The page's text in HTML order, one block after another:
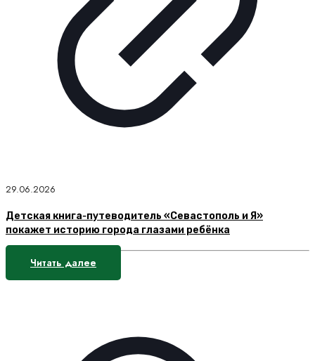
29.06.2026
Детская книга‑путеводитель «Севастополь и Я»
покажет историю города глазами ребёнка
Читать далее